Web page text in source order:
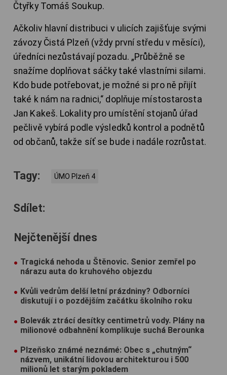
Čtyřky Tomáš Soukup.
Ačkoliv hlavní distribuci v ulicích zajišťuje svými
závozy Čistá Plzeň (vždy první středu v měsíci),
úředníci nezůstávají pozadu. „Průběžně se
snažíme doplňovat sáčky také vlastními silami.
Kdo bude potřebovat, je možné si pro ně přijít
také k nám na radnici,“ doplňuje místostarosta
Jan Kakeš. Lokality pro umístění stojanů úřad
pečlivě vybírá podle výsledků kontrol a podnětů
od občanů, takže síť se bude i nadále rozrůstat.
Tagy: ÚMO Plzeň 4
Sdílet:
Nejčtenější dnes
Tragická nehoda u Štěnovic. Senior zemřel po
nárazu auta do kruhového objezdu
Kvůli vedrům delší letní prázdniny? Odborníci
diskutují i o pozdějším začátku školního roku
Bolevák ztrácí desítky centimetrů vody. Plány na
milionové odbahnění komplikuje suchá Berounka
Plzeňsko známé neznámé: Obec s „chutným“
názvem, unikátní lidovou architekturou i 500
milionů let starým pokladem